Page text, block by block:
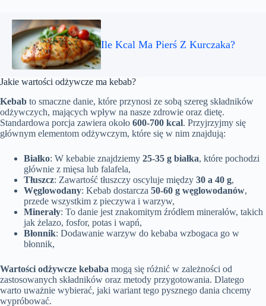
Ile Kcal Ma Pierś Z Kurczaka?
Jakie wartości odżywcze ma kebab?
Kebab to smaczne danie, które przynosi ze sobą szereg składników
odżywczych, mających wpływ na nasze zdrowie oraz dietę.
Standardowa porcja zawiera około 600-700 kcal. Przyjrzyjmy się
głównym elementom odżywczym, które się w nim znajdują:
Białko: W kebabie znajdziemy 25-35 g białka, które pochodzi
głównie z mięsa lub falafela,
Tłuszcz: Zawartość tłuszczy oscyluje między 30 a 40 g,
Węglowodany: Kebab dostarcza 50-60 g węglowodanów,
przede wszystkim z pieczywa i warzyw,
Minerały: To danie jest znakomitym źródłem minerałów, takich
jak żelazo, fosfor, potas i wapń,
Błonnik: Dodawanie warzyw do kebaba wzbogaca go w
błonnik,
Wartości odżywcze kebaba mogą się różnić w zależności od
zastosowanych składników oraz metody przygotowania. Dlatego
warto uważnie wybierać, jaki wariant tego pysznego dania chcemy
wypróbować.